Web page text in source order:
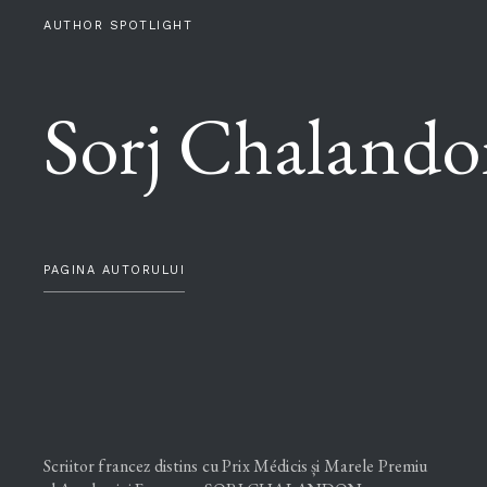
AUTHOR SPOTLIGHT
Sorj
PAGINA AUTORULUI
Scriitor francez distins cu Prix Médicis și Marele Premiu